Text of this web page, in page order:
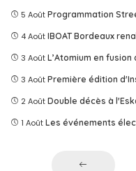
5 Août Programmation
4 Août IBOAT Bordeaux
3 Août L’Atomium en
3 Août Première édition
2 Août Double décès à
1 Août Les événements